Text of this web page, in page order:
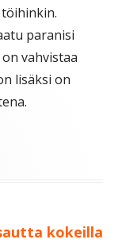
paranisi
vahvistaa
lisäksi on
kokeilla